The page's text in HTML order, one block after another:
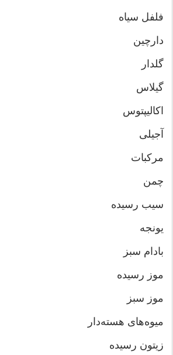
فلفل سیاه
دارچین
گلدار
گیلاس
اکالیپتوس
آجیلی
مرکبات
چمن
سیب رسیده
یونجه
بادام سبز
موز رسیده
موز سبز
میوه‌های هسته‌دار
زیتون رسیده